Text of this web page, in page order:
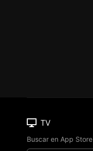
TV
Buscar en App Store